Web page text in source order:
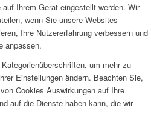
Ihrem Gerät eingestellt werden. Wir
wenn Sie unsere Websites
Ihre Nutzererfahrung verbessern und
anpassen.
um mehr zu
Einstellungen ändern. Beachten Sie,
Cookies Auswirkungen auf Ihre
auf die Dienste haben kann, die wir